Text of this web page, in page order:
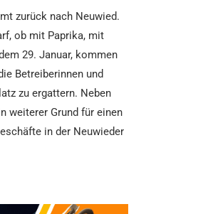
zurück nach Neuwied.
ob mit Paprika, mit
29. Januar, kommen
Betreiberinnen und
zu ergattern. Neben
weiterer Grund für einen
in der Neuwieder